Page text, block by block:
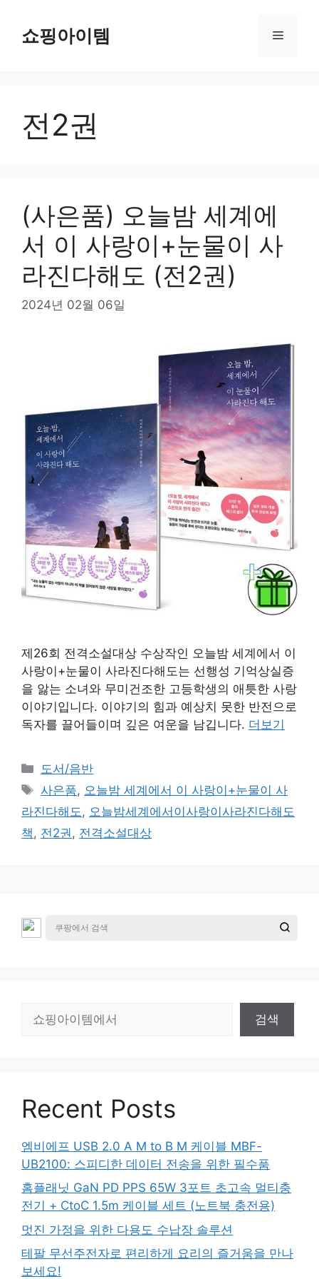
쇼핑아이템 메
전2권
(사은품) 오늘밤 세계에
서 이 사랑이+눈물이 사
라진다해도 (전2권)
2024년 02월 06일
제26회 전격소설대상 수상작인 오늘밤 세계에서 이
사랑이+눈물이 사라진다해도는 선행성 기억상실증
을 앓는 소녀와 무미건조한 고등학생의 애틋한 사랑
이야기입니다. 이야기의 힘과 예상치 못한 반전으로
독자를 끌어들이며 깊은 여운을 남깁니다. 더보기
카
테
고
리
도서/음반
태
그
사은품, 오늘밤 세계에서 이 사랑이+눈물이 사
라진다해도 , 오늘밤세계에서이사랑이사라진다해도
책 , 전2권 , 전격소설대상
검색
Recent Posts
엠비에프 USB 2.0 A M to B M 케이블 MBF-
UB2100: 스피디한 데이터 전송을 위한 필수품
홈플래닛 GaN PD PPS 65W 3포트 초고속 멀티충
전기 + CtoC 1.5m 케이블 세트 (노트북 충전용)
멋진 가정을 위한 다용도 수납장 솔루션
테팔 무선주전자로 편리하게 요리의 즐거움을 만나
보세요!